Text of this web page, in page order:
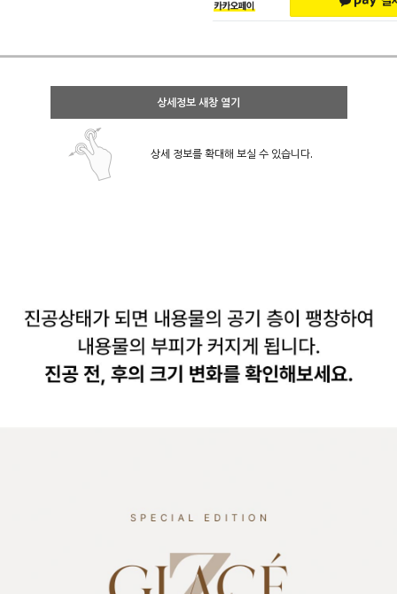
상세정보 새창 열기
상세 정보를 확대해 보실 수 있습니다.